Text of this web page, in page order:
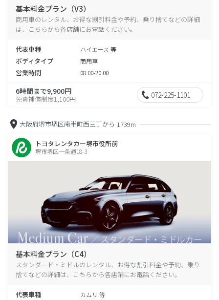
基本料金プラン（V3）
商用車のレンタル、お得な割引料金や予約、乗り捨てなどの詳細
は、こちらから各店舗にお電話ください。
代表車種 ハイエース 等
ボディタイプ 商用車
営業時間 08:00-20:00
6時間まで9,900円
免責補償制度1,100円 072-225-1101
大阪府堺市堺区南半町西三丁から 1739m
トヨタレンタカー堺市役所前
堺市堺区一条通18-3
基本料金プラン（C4）
スタンダード・ミドルのレンタル、お得な割引料金や予約、乗り
捨てなどの詳細は、こちらから各店舗にお電話ください。
代表車種 カムリ 等